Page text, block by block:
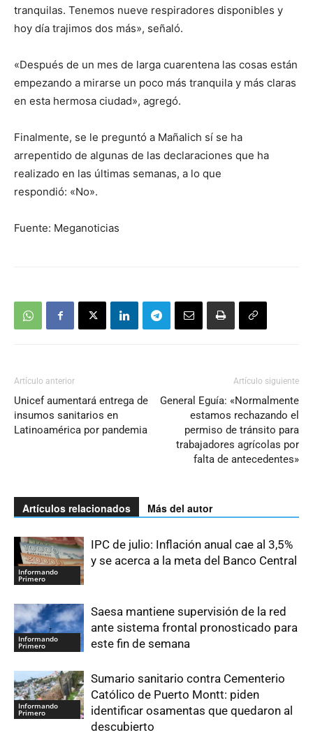
tranquilas. Tenemos nueve respiradores disponibles y
hoy día trajimos dos más», señaló.
«Después de un mes de larga cuarentena las cosas están
empezando a mirarse un poco más tranquila y más claras
en esta hermosa ciudad», agregó.
Finalmente, se le preguntó a Mañalich sí se ha
arrepentido de algunas de las declaraciones que ha
realizado en las últimas semanas, a lo que
respondió: «No».
Fuente: Meganoticias
Artículo anterior
Unicef aumentará entrega de
insumos sanitarios en
Latinoamérica por pandemia
Artículo siguiente
General Eguía: «Normalmente
estamos rechazando el
permiso de tránsito para
trabajadores agrícolas por
falta de antecedentes»
Artículos relacionados Más del autor
Informando
Primero
IPC de julio: Inflación anual cae al 3,5%
y se acerca a la meta del Banco Central
Informando
Primero
Saesa mantiene supervisión de la red
ante sistema frontal pronosticado para
este fin de semana
Informando
Primero
Sumario sanitario contra Cementerio
Católico de Puerto Montt: piden
identificar osamentas que quedaron al
descubierto